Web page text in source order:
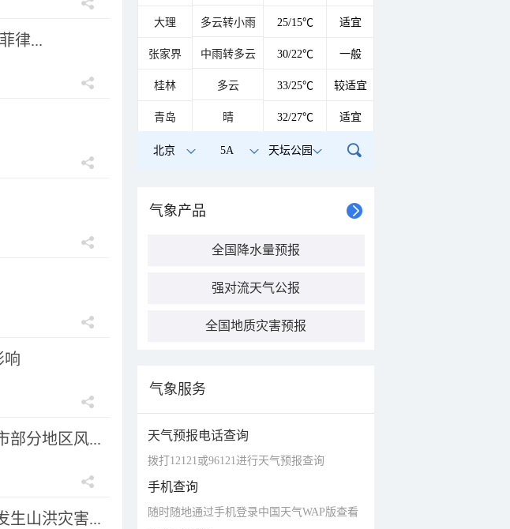
律...
响
部分地区风...
生山洪灾害...
大理 多云转小雨 25/15℃ 适宜
张家界 中雨转多云 30/22℃ 一般
桂林 多云 33/25℃ 较适宜
青岛 晴 32/27℃ 适宜
北京 5A 天坛公园
气象产品
全国降水量预报
强对流天气公报
全国地质灾害预报
气象服务
天气预报电话查询
拨打12121或96121进行天气预报查询
手机查询
随时随地通过手机登录中国天气WAP版查看